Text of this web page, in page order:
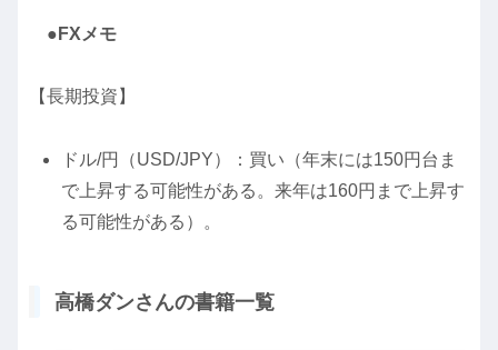
●FXメモ
【長期投資】
ドル/円（USD/JPY）：買い（年末には150円台ま
で上昇する可能性がある。来年は160円まで上昇す
る可能性がある）。
高橋ダンさんの書籍一覧